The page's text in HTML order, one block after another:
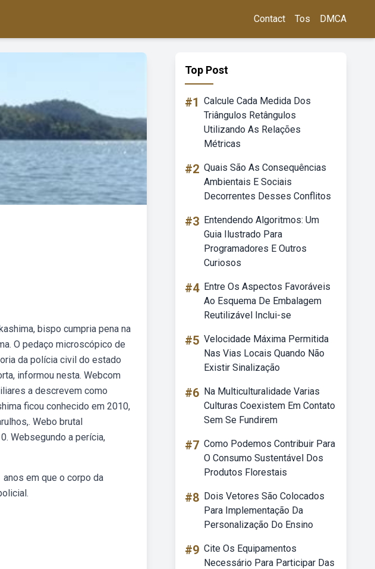
Contact Tos DMCA
bispo cumpria pena na
O pedaço microscópico de
da polícia civil do estado
informou nesta. Webcom
a descrevem como
ficou conhecido em 2010,
Webo brutal
Websegundo a perícia,
em que o corpo da
Top Post
#1 Calcule Cada Medida Dos
Triângulos Retângulos
Utilizando As Relações
Métricas
#2 Quais São As Consequências
Ambientais E Sociais
Decorrentes Desses Conflitos
#3 Entendendo Algoritmos: Um
Guia Ilustrado Para
Programadores E Outros
Curiosos
#4 Entre Os Aspectos Favoráveis
Ao Esquema De Embalagem
Reutilizável Inclui-se
#5 Velocidade Máxima Permitida
Nas Vias Locais Quando Não
Existir Sinalização
#6 Na Multiculturalidade Varias
Culturas Coexistem Em Contato
Sem Se Fundirem
#7 Como Podemos Contribuir Para
O Consumo Sustentável Dos
Produtos Florestais
#8 Dois Vetores São Colocados
Para Implementação Da
Personalização Do Ensino
#9 Cite Os Equipamentos
Necessário Para Participar Das